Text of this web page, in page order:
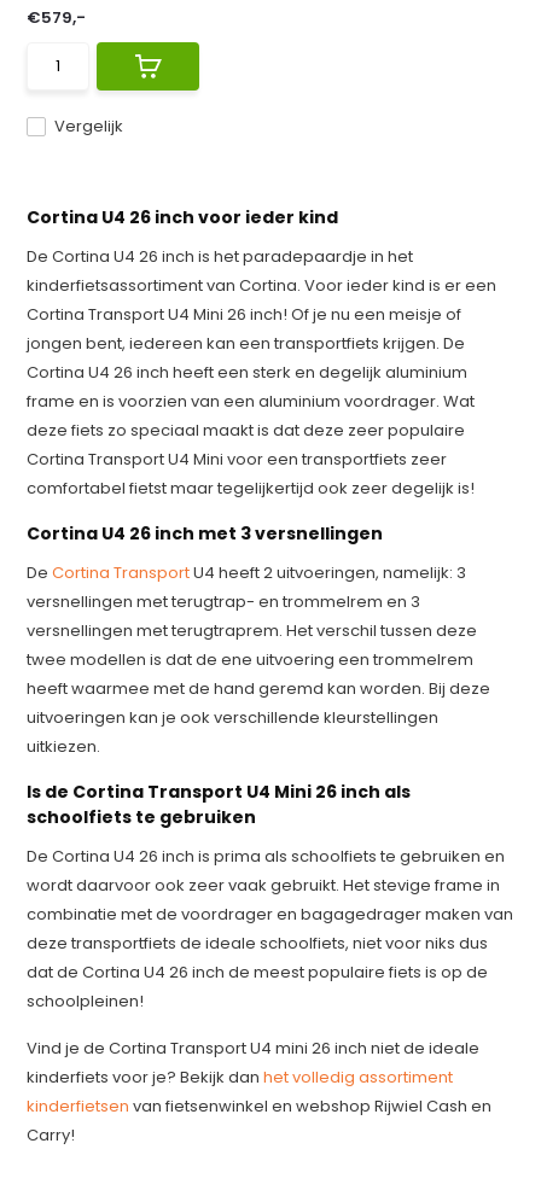
Vergelijk
€579,-
Cortina U4 26 inch voor ieder kind
De Cortina U4 26 inch is het paradepaardje in het
kinderfietsassortiment van Cortina. Voor ieder kind is er een
Cortina Transport U4 Mini 26 inch! Of je nu een meisje of
jongen bent, iedereen kan een transportfiets krijgen. De
Cortina U4 26 inch heeft een sterk en degelijk aluminium
frame en is voorzien van een aluminium voordrager. Wat
deze fiets zo speciaal maakt is dat deze zeer populaire
Cortina Transport U4 Mini voor een transportfiets zeer
comfortabel fietst maar tegelijkertijd ook zeer degelijk is!
Cortina U4 26 inch met 3 versnellingen
DeCortina TransportU4 heeft 2 uitvoeringen, namelijk: 3
versnellingen met terugtrap- en trommelrem en 3
versnellingen met terugtraprem. Het verschil tussen deze
twee modellen is dat de ene uitvoering een trommelrem
heeft waarmee met de hand geremd kan worden. Bij deze
uitvoeringen kan je ook verschillende kleurstellingen
uitkiezen.
Is de Cortina Transport U4 Mini 26 inch als
schoolfiets te gebruiken
De Cortina U4 26 inch is prima als schoolfiets te gebruiken en
wordt daarvoor ook zeer vaak gebruikt. Het stevige frame in
combinatie met de voordrager en bagagedrager maken van
deze transportfiets de ideale schoolfiets, niet voor niks dus
dat de Cortina U4 26 inch de meest populaire fiets is op de
schoolpleinen!
Vind je de Cortina Transport U4 mini 26 inch niet de ideale
kinderfiets voor je? Bekijk danhet volledig assortiment
kinderfietsen van fietsenwinkel en webshop Rijwiel Cash en
Carry!